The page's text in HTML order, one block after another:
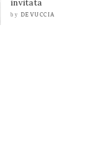
invitata
by DEVUCCIA